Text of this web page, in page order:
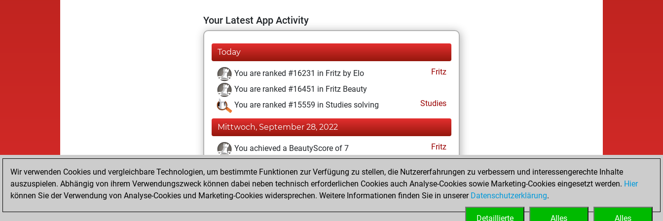
Your Latest App Activity
Today
You are ranked #16231 in Fritz by Elo
Fritz
You are ranked #16451 in Fritz Beauty
You are ranked #15559 in Studies solving
Studies
Mittwoch, September 28, 2022
You achieved a BeautyScore of 7
Fritz
You created your Fritz account
You created your Studies account
Studies
Wir verwenden Cookies und vergleichbare Technologien, um bestimmte Funktionen zur Verfügung zu stellen, die Nutzererfahrungen zu verbessern und interessengerechte Inhalte
auszuspielen. Abhängig von ihrem Verwendungszweck können dabei neben technisch erforderlichen Cookies auch Analyse-Cookies sowie Marketing-Cookies eingesetzt werden. Hier
können Sie der Verwendung von Analyse-Cookies und Marketing-Cookies widersprechen. Weitere Informationen finden Sie in unserer Datenschutzerklärung.
Alles
Alles
Detaillierte